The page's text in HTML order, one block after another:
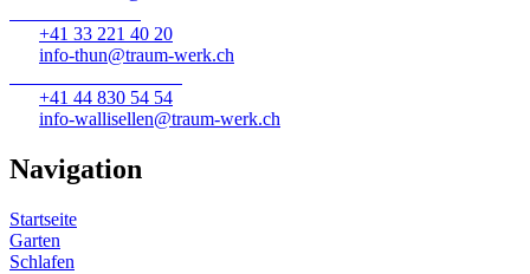
+41 33 221 40 20
info-thun@traum-werk.ch
+41 44 830 54 54
info-wallisellen@traum-werk.ch
Navigation
Startseite
Garten
Schlafen